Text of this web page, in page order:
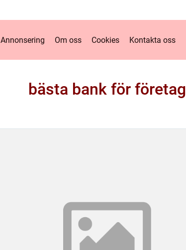
Annonsering Om oss Cookies Kontakta oss
bästa bank för företag